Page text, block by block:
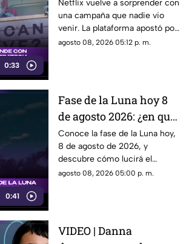
0:33
nuevo thriller
Netflix vuelve a sorprender con
una campaña que nadie vio
venir. La plataforma apostó por
una estrategia tan inusual
Descubre todos los detalles.
agosto 08, 2026 05:12 p. m.
0:41
Fase de la Luna hoy 8
de agosto 2026: ¿en qué
etapa lunar estará esta
noche?
Conoce la fase de la Luna hoy,
8 de agosto de 2026, y
descubre cómo lucirá el
satélite natural durante esta
agosto 08, 2026 05:00 p. m.
VIDEO | Danna